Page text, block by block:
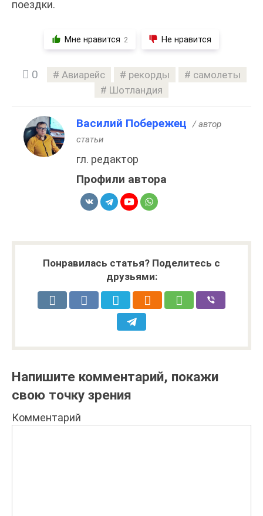
поездки.
Мне нравится 2 Не нравится
0 Авиарейс рекорды
самолеты
Шотландия
Василий Побережец
/ автор
статьи
гл. редактор
Профили автора
Понравилась статья? Поделитесь с
друзьями:
Напишите комментарий, покажи
свою точку зрения
Комментарий